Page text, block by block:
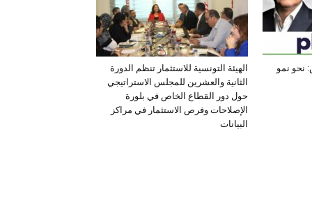
الهيئة التونسية للاستثمار تنظم الدورة
الثانية والعشرين للمجلس الاستراتيجي
حول دور القطاع الخاص في بلورة
الإصلاحات وفرص الاستثمار في مراكز
البيانات
نحو نمو